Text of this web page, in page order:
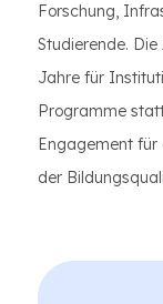
Forschung,
Studierende.
Jahre für
Programme
Engagement für
der